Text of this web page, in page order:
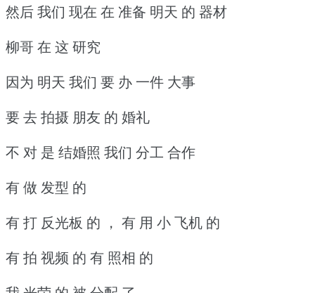
然后 我们 现在 在 准备 明天 的 器材
柳哥 在 这 研究
因为 明天 我们 要 办 一件 大事
要 去 拍摄 朋友 的 婚礼
不 对 是 结婚照 我们 分工 合作
有 做 发型 的
有 打 反光板 的 ， 有 用 小 飞机 的
有 拍 视频 的 有 照相 的